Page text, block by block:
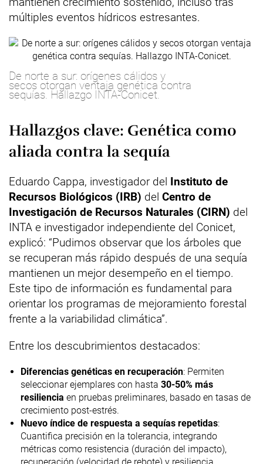
múltiples eventos hídricos estresantes.
De norte a sur: orígenes cálidos y
secos otorgan ventaja genética contra
sequías. Hallazgo INTA-Conicet.
Hallazgos clave: Genética como
aliada contra la sequía
Eduardo Cappa, investigador del Instituto de
Recursos Biológicos (IRB) del Centro de
Investigación de Recursos Naturales (CIRN) del
INTA e investigador independiente del Conicet,
explicó: “Pudimos observar que los árboles que
se recuperan más rápido después de una sequía
mantienen un mejor desempeño en el tiempo.
Este tipo de información es fundamental para
orientar los programas de mejoramiento forestal
frente a la variabilidad climática”.
Entre los descubrimientos destacados:
Diferencias genéticas en recuperación: Permiten
seleccionar ejemplares con hasta 30-50% más
resiliencia en pruebas preliminares, basado en tasas de
crecimiento post-estrés.
Nuevo índice de respuesta a sequías repetidas:
Cuantifica precisión en la tolerancia, integrando
métricas como resistencia (duración del impacto),